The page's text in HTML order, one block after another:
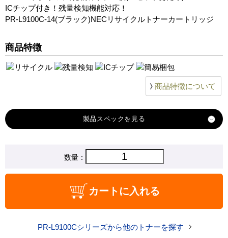
ICチップ付き！残量検知機能対応！
PR-L9100C-14(ブラック)NECリサイクルトナーカートリッジ
商品特徴
商品特徴について
製品スペック
PR-L9100C-14
8,980 円
数量：
カートに入れる
PR-L9100Cシリーズから他のトナーを探す